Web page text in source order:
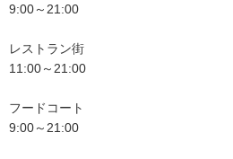
9:00～21:00
レストラン街
11:00～21:00
フードコート
9:00～21:00